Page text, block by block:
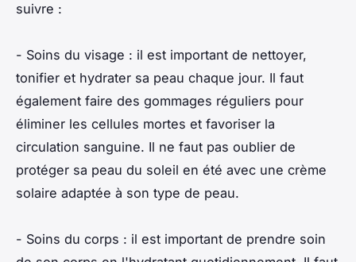
suivre :
- Soins du visage : il est important de nettoyer,
tonifier et hydrater sa peau chaque jour. Il faut
également faire des gommages réguliers pour
éliminer les cellules mortes et favoriser la
circulation sanguine. Il ne faut pas oublier de
protéger sa peau du soleil en été avec une crème
solaire adaptée à son type de peau.
- Soins du corps : il est important de prendre soin